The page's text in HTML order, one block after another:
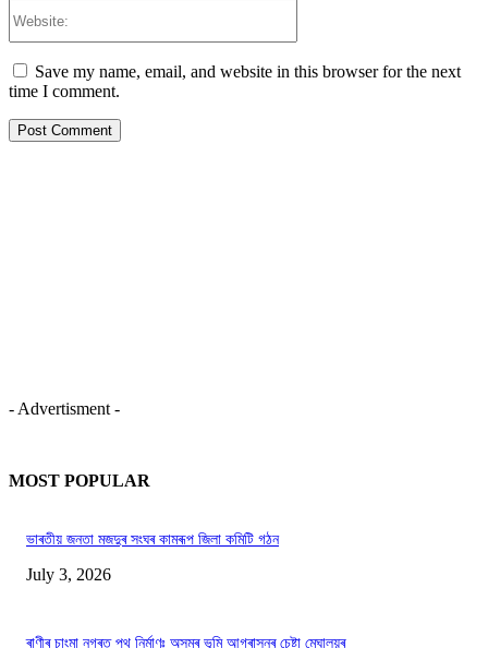
Save my name, email, and website in this browser for the next
time I comment.
- Advertisment -
MOST POPULAR
ভাৰতীয় জনতা মজদুৰ সংঘৰ কামৰূপ জিলা কমিটি গঠন
July 3, 2026
ৰাণীৰ চাংমা নগৰত পথ নিৰ্মাণঃ অসমৰ ভূমি আগ্ৰাসনৰ চেষ্টা মেঘালয়ৰ